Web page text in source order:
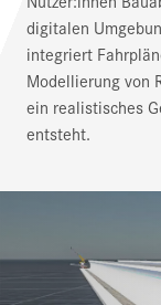
digitalen
integriert
Modellierung von
ein realistisches
entsteht.